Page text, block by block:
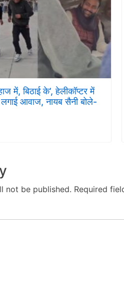
में, बिठाई के’, हेलीकॉप्टर में
आवाज, नायब सैनी बोले-
not be published. Required